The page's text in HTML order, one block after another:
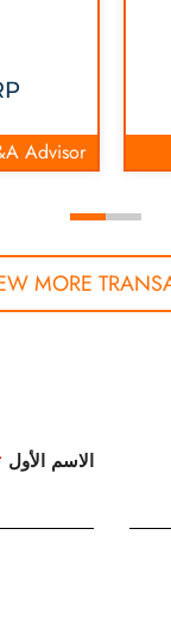
Advisor
MORE
الاسم الأول